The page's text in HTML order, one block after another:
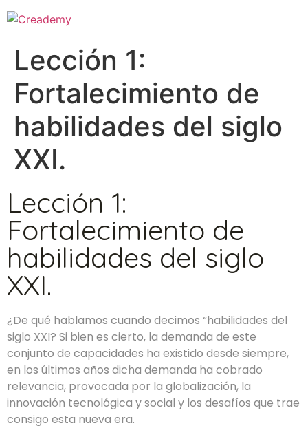
Lección 1:
Fortalecimiento de
habilidades del siglo
XXI.
Lección 1:
Fortalecimiento de
habilidades del siglo
XXI.
¿De qué hablamos cuando decimos “habilidades del
siglo XXI? Si bien es cierto, la demanda de este
conjunto de capacidades ha existido desde siempre,
en los últimos años dicha demanda ha cobrado
relevancia, provocada por la globalización, la
innovación tecnológica y social y los desafíos que trae
consigo esta nueva era.